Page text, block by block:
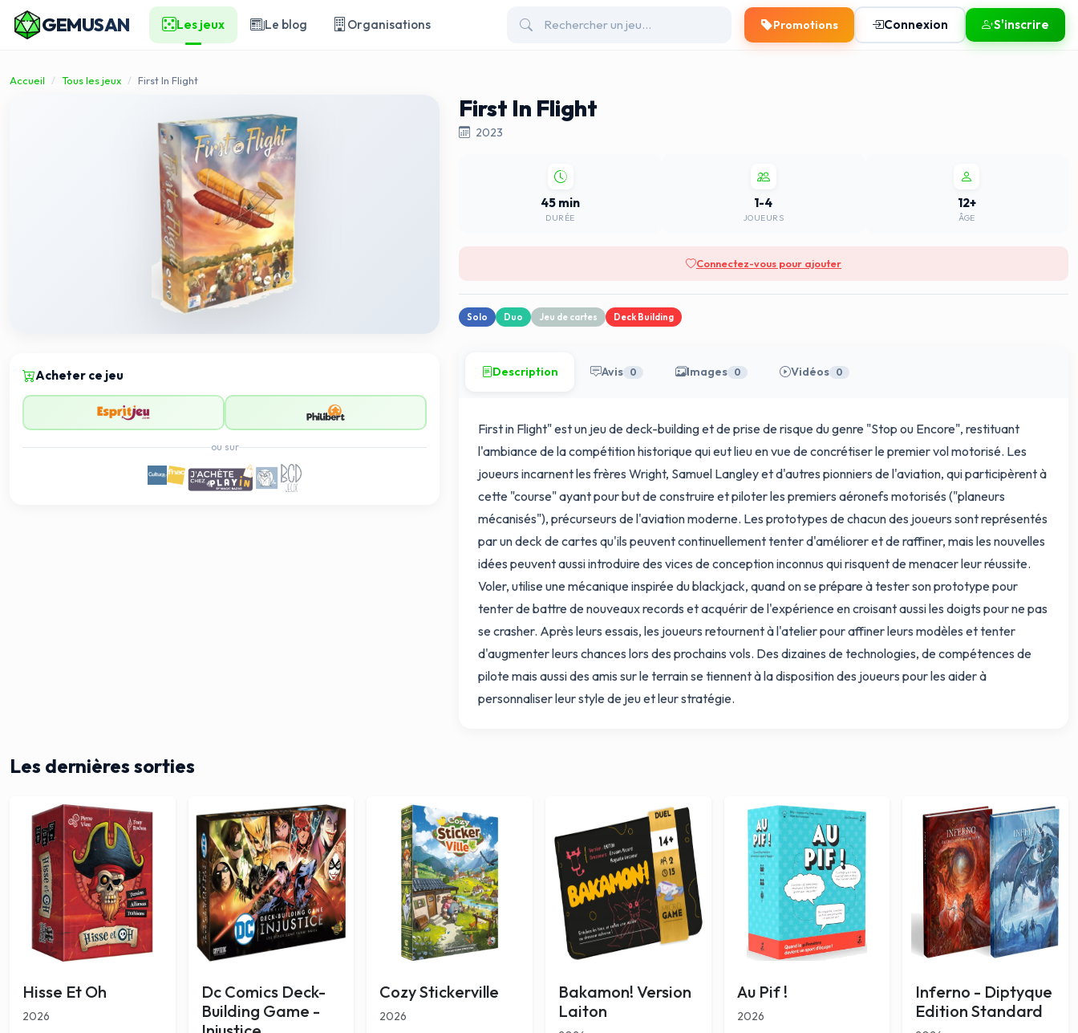
GEMUSAN Les jeux Le blog Organisations Promotions Connexion S'inscrire
Accueil Tous les jeux First In Flight
Acheter ce jeu
ou sur
First In Flight
2023
45 min
DURÉE
1-4
JOUEURS
12+
ÂGE
Connectez-vous pour ajouter
Solo Duo Jeu de cartes Deck Building
Description Avis 0 Images 0 Vidéos 0
First in Flight" est un jeu de deck-building et de prise de risque du genre "Stop ou Encore", restituant
l'ambiance de la compétition historique qui eut lieu en vue de concrétiser le premier vol motorisé. Les
joueurs incarnent les frères Wright, Samuel Langley et d'autres pionniers de l'aviation, qui participèrent à
cette "course" ayant pour but de construire et piloter les premiers aéronefs motorisés ("planeurs
mécanisés"), précurseurs de l'aviation moderne. Les prototypes de chacun des joueurs sont représentés
par un deck de cartes qu'ils peuvent continuellement tenter d'améliorer et de raffiner, mais les nouvelles
idées peuvent aussi introduire des vices de conception inconnus qui risquent de menacer leur réussite.
Voler, utilise une mécanique inspirée du blackjack, quand on se prépare à tester son prototype pour
tenter de battre de nouveaux records et acquérir de l'expérience en croisant aussi les doigts pour ne pas
se crasher. Après leurs essais, les joueurs retournent à l'atelier pour affiner leurs modèles et tenter
d'augmenter leurs chances lors des prochains vols. Des dizaines de technologies, de compétences de
pilote mais aussi des amis sur le terrain se tiennent à la disposition des joueurs pour les aider à
personnaliser leur style de jeu et leur stratégie.
Les dernières sorties
Hisse Et Oh
2026
Dc Comics Deck-
Building Game -
Cozy Stickerville
2026
Bakamon! Version
Laiton
Au Pif !
2026
Inferno - Diptyque
Edition Standard